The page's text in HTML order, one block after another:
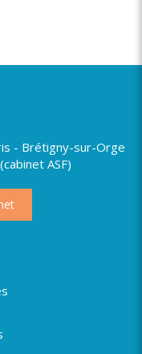
- Brétigny-sur-Orge
ASF)